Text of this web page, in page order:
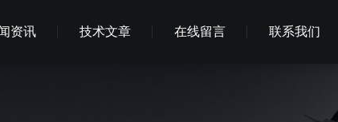
资讯 技术文章 在线留言 联系我们